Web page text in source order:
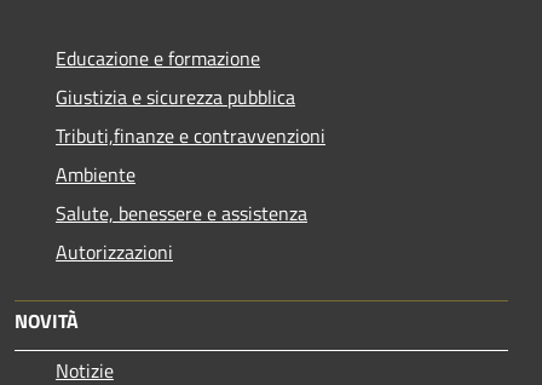
Educazione e formazione
Giustizia e sicurezza pubblica
Tributi,finanze e contravvenzioni
Ambiente
Salute, benessere e assistenza
Autorizzazioni
NOVITÀ
Notizie